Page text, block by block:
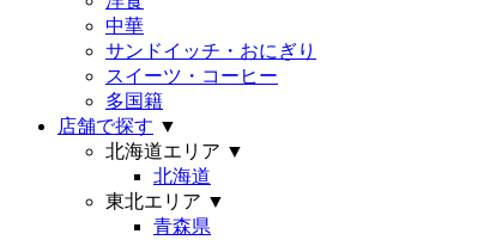
中華
サンドイッチ・おにぎり
スイーツ・コーヒー
多国籍
店舗で探す ▼
北海道エリア ▼
北海道
東北エリア ▼
青森県